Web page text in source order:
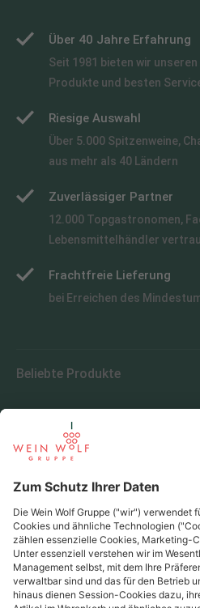
Über 40 Jahre Erfahrung
Seit 1981 bieten wir
Produkte und besten
Riesige Auswahl
Über 5.000 Spitzenweine,
aus mehr als 40 Ländern
Zuverlässiger Partner
12.000 Topgastronomen,
Lebensmittelhändler
Frachtfreie Lieferung
bei Erreichen des
Beliebte Produkte
Beliebte Regionen
Beliebte Produzenten
Wein Wolf
Wein Wolf